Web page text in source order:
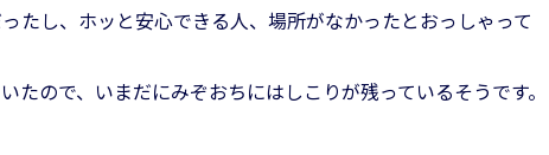
たし、ホッと安心できる人、場所がなかったとおっしゃって
たので、いまだにみぞおちにはしこりが残っているそうです。